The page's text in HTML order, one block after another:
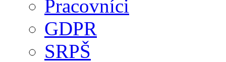
Pracovníci
GDPR
SRPŠ